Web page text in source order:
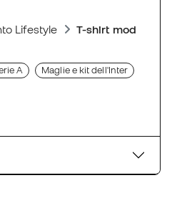
Lifestyle T-shirt moda
A Maglie e kit dell'Inter